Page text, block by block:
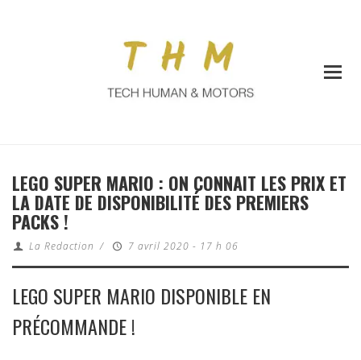
LEGO SUPER MARIO : ON CONNAIT LES PRIX ET
LA DATE DE DISPONIBILITÉ DES PREMIERS
PACKS !
La Redaction / 7 avril 2020 - 17 h 06
LEGO SUPER MARIO DISPONIBLE EN
PRÉCOMMANDE !